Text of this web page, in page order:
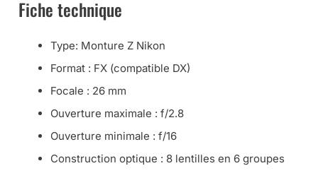
Fiche technique
Type: Monture Z Nikon
Format : FX (compatible DX)
Focale : 26 mm
Ouverture maximale : f/2.8
Ouverture minimale : f/16
Construction optique : 8 lentilles en 6 groupes